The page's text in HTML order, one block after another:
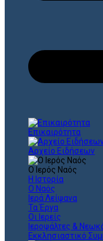
Επικαιρότητα
Αρχείο Ειδήσεων
Ο Ιερός Ναός
Η Ιστορία
Ο Ναός
Ιερά Λείψανα
Τα Έργα
Οι Ιερείς
Ιεροψάλτες &
Εκκλησιαστικό